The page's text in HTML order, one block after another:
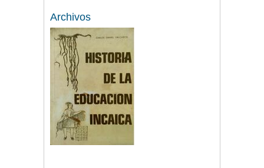
Archivos